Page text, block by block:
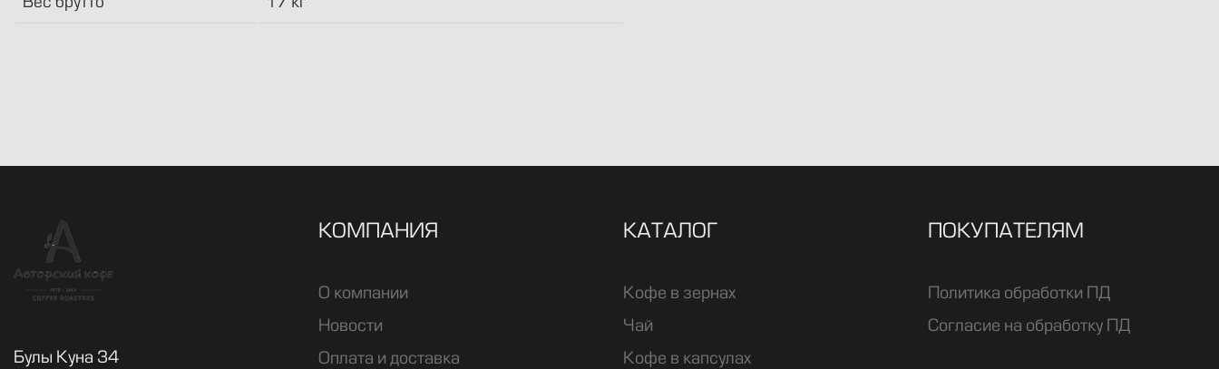
Булы Куна 34
КОМПАНИЯ
О компании
Новости
Оплата и доставка
КАТАЛОГ
Кофе в зернах
Чай
Кофе в капсулах
ПОКУПАТЕЛЯМ
Политика обработки ПД
Согласие на обработку ПД